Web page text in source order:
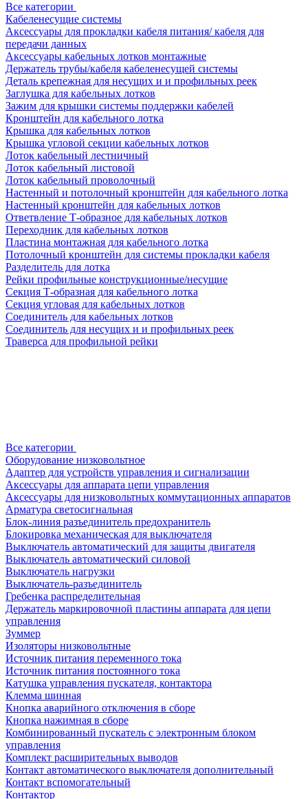
Все категории
Кабеленесущие системы
Аксессуары для прокладки кабеля питания/ кабеля для
передачи данных
Аксессуары кабельных лотков монтажные
Держатель трубы/кабеля кабеленесущей системы
Деталь крепежная для несущих и и профильных реек
Заглушка для кабельных лотков
Зажим для крышки системы поддержки кабелей
Кронштейн для кабельного лотка
Крышка для кабельных лотков
Крышка угловой секции кабельных лотков
Лоток кабельный лестничный
Лоток кабельный листовой
Лоток кабельный проволочный
Настенный и потолочный кронштейн для кабельного лотка
Настенный кронштейн для кабельных лотков
Ответвление Т-образное для кабельных лотков
Переходник для кабельных лотков
Пластина монтажная для кабельного лотка
Потолочный кронштейн для системы прокладки кабеля
Разделитель для лотка
Рейки профильные конструкционные/несущие
Секция Т-образная для кабельного лотка
Секция угловая для кабельных лотков
Соединитель для кабельных лотков
Соединитель для несущих и и профильных реек
Траверса для профильной рейки
Все категории
Оборудование низковольтное
Адаптер для устройств управления и сигнализации
Аксессуары для аппарата цепи управления
Аксессуары для низковольтных коммутационных аппаратов
Арматура светосигнальная
Блок-линия разъединитель предохранитель
Блокировка механическая для выключателя
Выключатель автоматический для защиты двигателя
Выключатель автоматический силовой
Выключатель нагрузки
Выключатель-разъединитель
Гребенка распределительная
Держатель маркировочной пластины аппарата для цепи
управления
Зуммер
Изоляторы низковольтные
Источник питания переменного тока
Источник питания постоянного тока
Катушка управления пускателя, контактора
Клемма шинная
Кнопка аварийного отключения в сборе
Кнопка нажимная в сборе
Комбинированный пускатель с электронным блоком
управления
Комплект расширительных выводов
Контакт автоматического выключателя дополнительный
Контакт вспомогательный
Контактор